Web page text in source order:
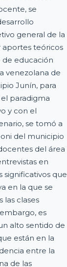
se
general de la
aportes teóricos
educación
venezolana de
Junín, para
paradigma
y con el
se tomó a
del municipio
del área
en
significativos que
en la que se
las clases
es
alto sentido de
están en la
entre la
de las